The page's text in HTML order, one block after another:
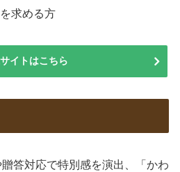
求める方
イトはこちら
贈答対応で特別感を演出、「かわ